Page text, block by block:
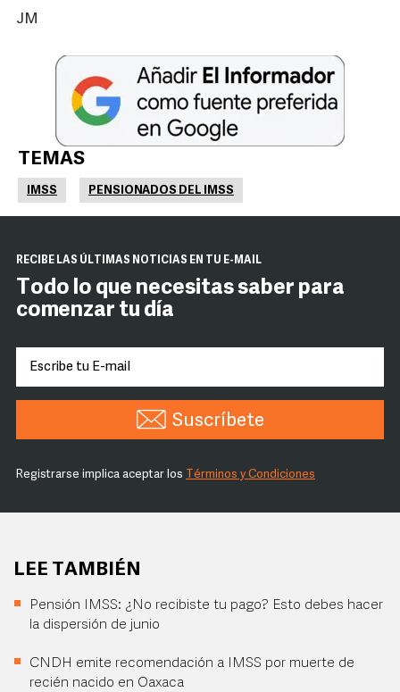
JM
TEMAS
IMSS PENSIONADOS DEL IMSS
RECIBE LAS ÚLTIMAS NOTICIAS EN TU E-MAIL
Todo lo que necesitas saber para
comenzar tu día
Suscríbete
Registrarse implica aceptar los Términos y Condiciones
LEE TAMBIÉN
Pensión IMSS: ¿No recibiste tu pago? Esto debes hacer
la dispersión de junio
CNDH emite recomendación a IMSS por muerte de
recién nacido en Oaxaca